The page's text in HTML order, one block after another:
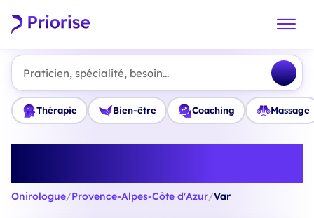
Praticien, spécialité, besoin...
Thérapie Bien-être Coaching Massage
Onirologue/Provence-Alpes-Côte d'Azur/Var